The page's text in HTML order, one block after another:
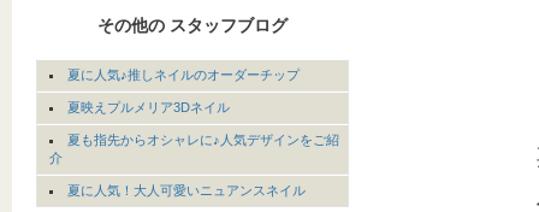
その他の スタッフブログ
夏に人気♪推しネイルのオーダーチップ
夏映えプルメリア3Dネイル
夏も指先からオシャレに♪人気デザインをご紹
介
夏に人気！大人可愛いニュアンスネイル